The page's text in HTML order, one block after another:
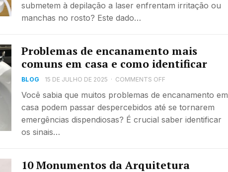
submetem à depilação a laser enfrentam irritação ou
manchas no rosto? Este dado…
Problemas de encanamento mais
comuns em casa e como identificar
BLOG 15 DE JULHO DE 2025 · COMMENTS OFF
Você sabia que muitos problemas de encanamento em
casa podem passar despercebidos até se tornarem
emergências dispendiosas? É crucial saber identificar
os sinais…
10 Monumentos da Arquitetura